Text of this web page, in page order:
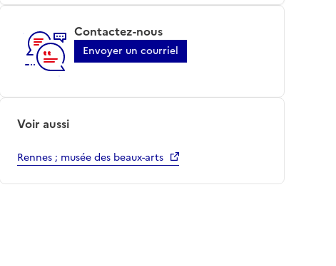
Contactez-nous
Envoyer un courriel
Voir aussi
Rennes ; musée des beaux-arts